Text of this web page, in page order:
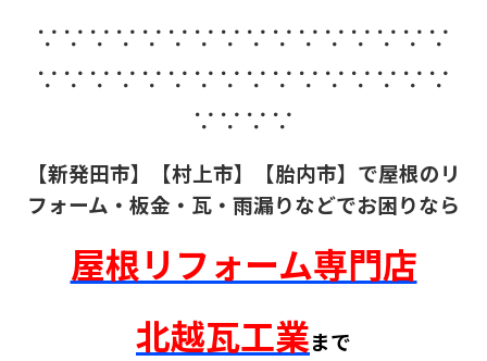
∵∵∵∵∵∵∵∵∵∵∵∵∵∵∵∵
∵∵∵∵∵∵∵∵∵∵∵∵∵∵∵∵
∵∵∵∵
【新発田市】【村上市】【胎内市】で屋根のリ
フォーム・板金・瓦・雨漏りなどでお困りなら
屋根リフォーム専門店
北越瓦工業まで